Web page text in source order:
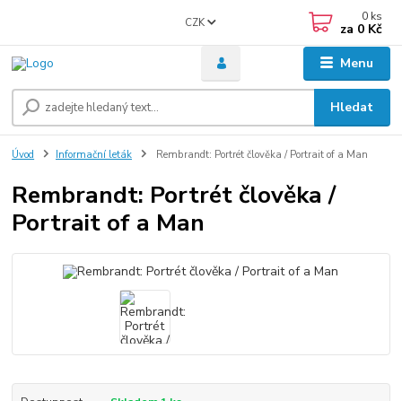
Menu
CZK
Hledat
0 ks
za 0 Kč
Úvod Informační leták Rembrandt: Portrét člověka / Portrait of a Man
Rembrandt: Portrét člověka /
Portrait of a Man